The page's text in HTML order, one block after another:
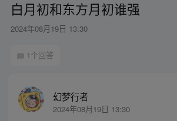
白月初和东方月初谁强
2024年08月19日 13:30
1个回答
幻梦行者
2024年08月19日 13:30